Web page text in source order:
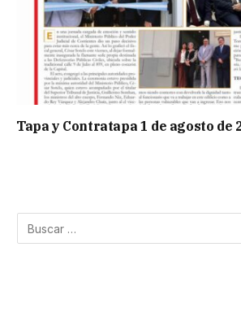
Tapa y Contratapa 1 de agosto de